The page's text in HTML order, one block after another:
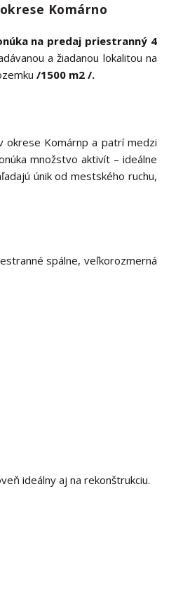
Komárno
na predaj priestranný 4
a žiadanou lokalitou na
/1500 m2 /.
okrese Komárnp a patrí medzi
množstvo aktivít – ideálne
únik od mestského ruchu,
spálne, veľkorozmerná
ideálny aj na rekonštrukciu.